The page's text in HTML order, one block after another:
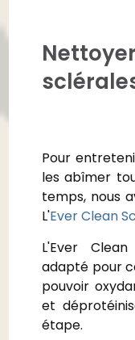
Pour
les abîmer
temps, nous
L'Ever Clean
L'Ever
adapté pour
pouvoir
et
étape.